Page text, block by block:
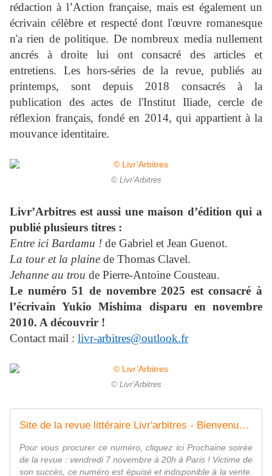
rédaction à l’Action française, mais est également un
écrivain célèbre et respecté dont l'œuvre romanesque
n'a rien de politique. De nombreux media nullement
ancrés à droite lui ont consacré des articles et
entretiens. Les hors-séries de la revue, publiés au
printemps, sont depuis 2018 consacrés à la
publication des actes de l'Institut Iliade, cercle de
réflexion français, fondé en 2014, qui appartient à la
mouvance identitaire.
© Livr’Arbitres
Livr’Arbitres est aussi une maison d’édition qui a
publié plusieurs titres :
Entre ici Bardamu ! de Gabriel et Jean Guenot.
La tour et la plaine de Thomas Clavel.
Jehanne au trou de Pierre-Antoine Cousteau.
Le numéro 51 de novembre 2025 est consacré à
l’écrivain Yukio Mishima disparu en novembre
2010. A découvrir !
Contact mail : livr-arbitres@outlook.fr
© Livr’Arbitres
Site de la revue littéraire Livr'arbitres - Bienvenue sur le site de livr'arbitres, la revue du pays réel !
Pour vous procurer ce numéro, cliquez ici Prochaine soirée
de la revue : vendredi 7 novembre à 20h à Paris ! Victime de
son succès, ce numéro est épuisé et indisponible à la vente.